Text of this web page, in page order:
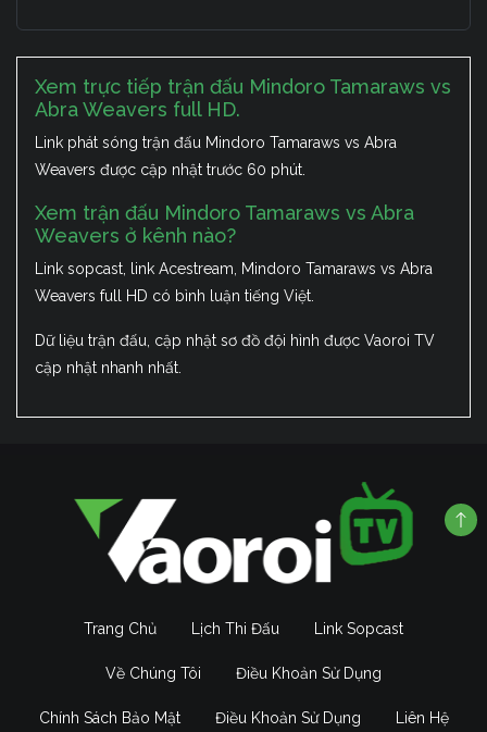
Xem trực tiếp trận đấu Mindoro Tamaraws vs
Abra Weavers full HD.
Link phát sóng trận đấu Mindoro Tamaraws vs Abra
Weavers được cập nhật trước 60 phút.
Xem trận đấu Mindoro Tamaraws vs Abra
Weavers ở kênh nào?
Link sopcast, link Acestream, Mindoro Tamaraws vs Abra
Weavers full HD có bình luận tiếng Việt.
Dữ liệu trận đấu, cập nhật sơ đồ đội hình được Vaoroi TV
cập nhật nhanh nhất.
Trang Chủ Lịch Thi Đấu Link Sopcast
Về Chúng Tôi Điều Khoản Sử Dụng
Chính Sách Bảo Mật Điều Khoản Sử Dụng Liên Hệ